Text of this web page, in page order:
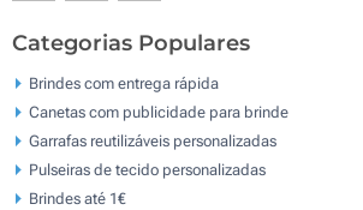
Categorias Populares
Brindes com entrega rápida
Canetas com publicidade para brinde
Garrafas reutilizáveis personalizadas
Pulseiras de tecido personalizadas
Brindes até 1€